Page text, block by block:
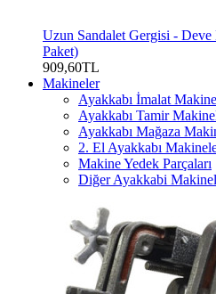
Uzun Sandalet Gergisi -
Paket)
909,60TL
Makineler
Ayakkabı İmalat
Ayakkabı Tamir
Ayakkabı Mağaza
2. El Ayakkabı
Makine Yedek Parçaları
Diğer Ayakkabi